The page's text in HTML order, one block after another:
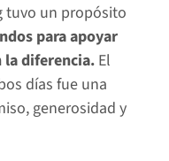
tuvo un propósito
para apoyar
la diferencia. El
días fue una
generosidad y